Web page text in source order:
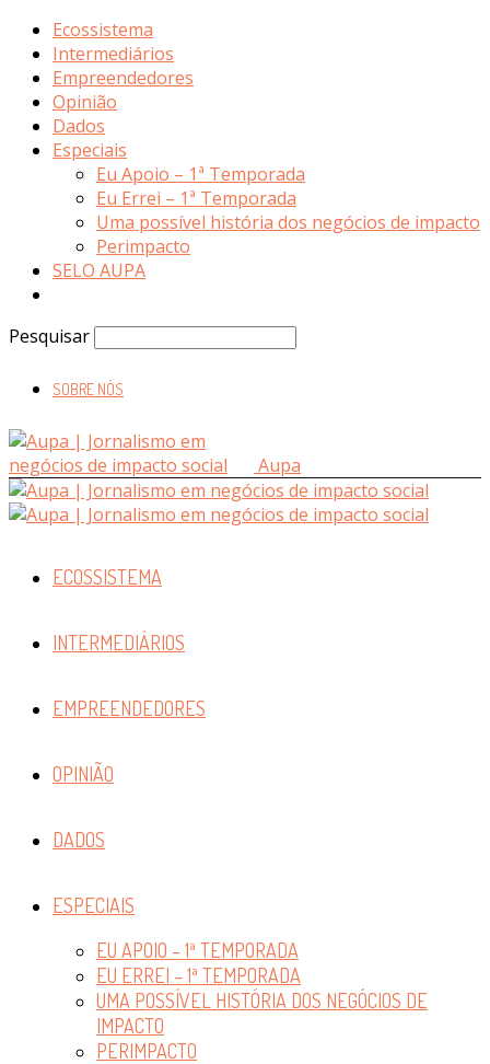
Ecossistema
Intermediários
Empreendedores
Opinião
Dados
Especiais
Eu Apoio – 1ª Temporada
Eu Errei – 1ª Temporada
Uma possível história dos negócios de impacto
Perimpacto
SELO AUPA
Pesquisar
SOBRE NÓS
Aupa
ECOSSISTEMA
INTERMEDIÁRIOS
EMPREENDEDORES
OPINIÃO
DADOS
ESPECIAIS
EU APOIO – 1ª TEMPORADA
EU ERREI – 1ª TEMPORADA
UMA POSSÍVEL HISTÓRIA DOS NEGÓCIOS DE
IMPACTO
PERIMPACTO